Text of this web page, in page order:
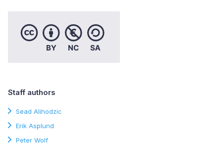
Staff authors
Sead Alihodzic
Erik Asplund
Peter Wolf